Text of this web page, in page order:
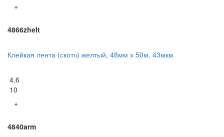
+
4866zhelt
Клейкая лента (скотч) желтый, 48мм х 50м, 43мкм
4.6
10
+
4840arm